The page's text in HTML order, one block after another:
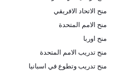
منح الاتحاد الافريقي
منح الامم المتحدة
منح اوربا
منح تدريب الامم المتحدة
منح تدريب وتطوع في اسبانيا